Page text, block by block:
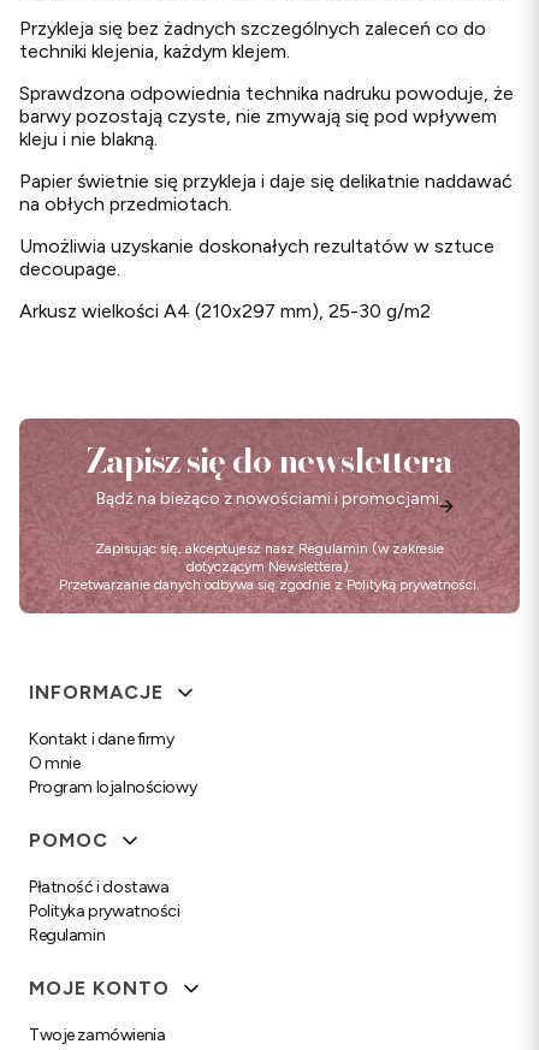
Przykleja się bez żadnych szczególnych zaleceń co do
techniki klejenia, każdym klejem.
Sprawdzona odpowiednia technika nadruku powoduje, że
barwy pozostają czyste, nie zmywają się pod wpływem
kleju i nie blakną.
Papier świetnie się przykleja i daje się delikatnie naddawać
na obłych przedmiotach.
Umożliwia uzyskanie doskonałych rezultatów w sztuce
decoupage.
Arkusz wielkości A4 (210x297 mm), 25-30 g/m2
Zapisz się do newslettera
Bądź na bieżąco z nowościami i promocjami.
Zapisując się, akceptujesz nasz Regulamin (w zakresie
dotyczącym Newslettera).
Przetwarzanie danych odbywa się zgodnie z Polityką prywatności.
Linki w stopce
INFORMACJE
Kontakt i dane firmy
O mnie
Program lojalnościowy
POMOC
Płatność i dostawa
Polityka prywatności
Regulamin
MOJE KONTO
Twoje zamówienia